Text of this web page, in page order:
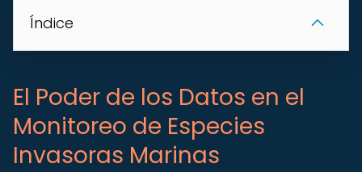
Índice
El Poder de los Datos en el
Monitoreo de Especies
Invasoras Marinas